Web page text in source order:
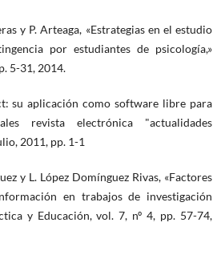
y P. Arteaga, «Estrategias en el estudio
por estudiantes de psicología,»
5-31, 2014.
su aplicación como software libre para
revista electrónica "actualidades
2011, pp. 1-1
y L. López Domínguez Rivas, «Factores
en trabajos de investigación
y Educación, vol. 7, nº 4, pp. 57-74,